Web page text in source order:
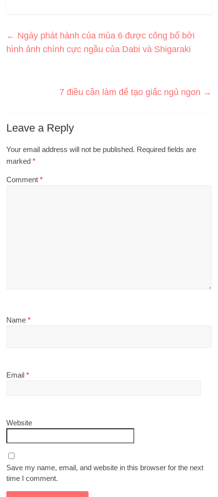
← Ngày phát hành của mùa 6 được công bố bởi
hình ảnh chính cực ngầu của Dabi và Shigaraki
7 điều cần làm để tạo giấc ngủ ngon →
Leave a Reply
Your email address will not be published. Required fields are
marked*
Comment*
Name*
Email*
Website
Save my name, email, and website in this browser for the next
time I comment.